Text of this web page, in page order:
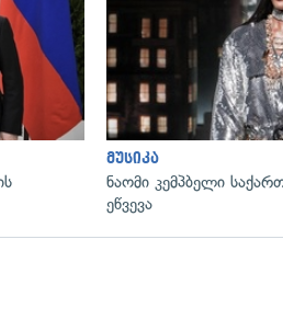
მუსიკა
ნაომი კემპბელი
ეწვევა